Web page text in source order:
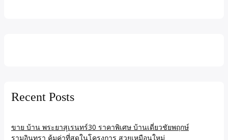
Recent Posts
ขาย บ้าน พระยาสุเรนทร์30 ราคาพิเศษ บ้านเดี่ยวชัยพฤกษ์
รามอินทรา คุ้มค่าที่สุดในโครงการ สวยเหมือนใหม่